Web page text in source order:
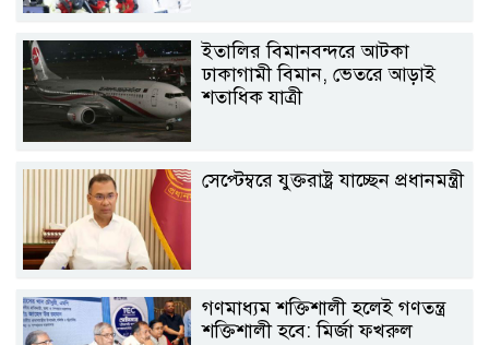
ইতালির বিমানবন্দরে আটকা
ঢাকাগামী বিমান, ভেতরে আড়াই
শতাধিক যাত্রী
সেপ্টেম্বরে যুক্তরাষ্ট্র যাচ্ছেন প্রধানমন্ত্রী
গণমাধ্যম শক্তিশালী হলেই গণতন্ত্র
শক্তিশালী হবে: মির্জা ফখরুল